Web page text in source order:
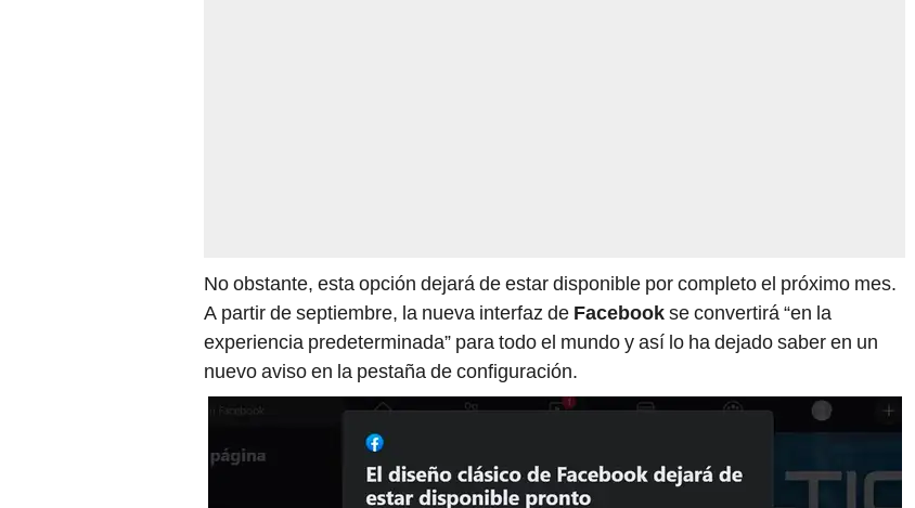
No obstante, esta opción dejará de estar disponible por completo el próximo mes.
A partir de septiembre, la nueva interfaz de Facebookse convertirá “en la
experiencia predeterminada” para todo el mundo y así lo ha dejado saber en un
nuevo aviso en la pestaña de configuración.